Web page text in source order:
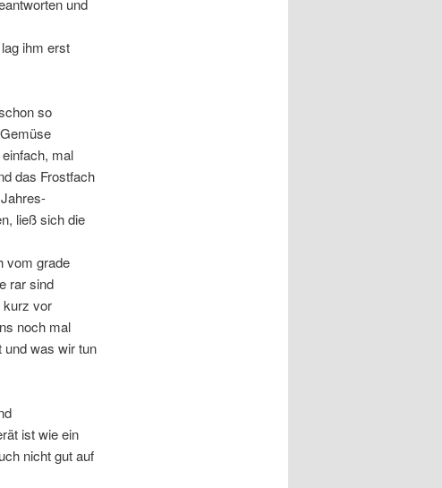
ihm erst
so
mal
das Frostfach
ließ sich die
vom grade
rar sind
kurz vor
noch mal
und was wir tun
ist wie ein
nicht gut auf